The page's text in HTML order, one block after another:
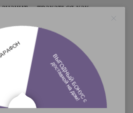
– трахаться как
во всех позах!
не сможешь потушить!!!)
тебя ожидают...ммм когда я
попкой, боже… на это
Вид просто
кто кого